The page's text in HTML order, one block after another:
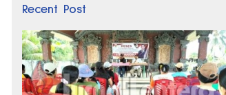
Recent Post